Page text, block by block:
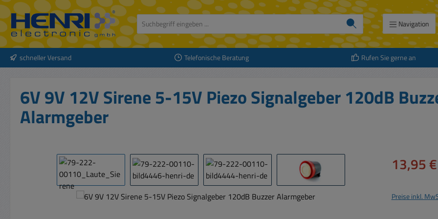
Hauptinhalt springen
Zur Suche springen
Zur Hauptnavigation springen
Navigation
schneller Versand Telefonische Beratung Rufen Sie gerne an
6V 9V 12V Sirene 5-15V Piezo Signalgeber 120dB
Alarmgeber
Bildergalerie überspringen Verkaufspreis:
13,95 €
Preise inkl.